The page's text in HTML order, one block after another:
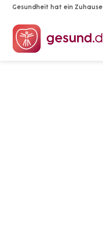
Gesundheit hat ein Zuhause